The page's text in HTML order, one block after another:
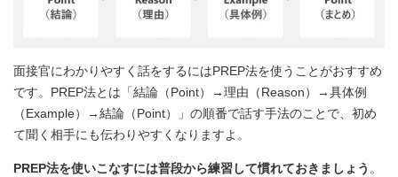
面接官にわかりやすく話をするにはPREP法を使うことがおすすめ
です。PREP法とは「結論（Point）→理由（Reason）→具体例
（Example）→結論（Point）」の順番で話す手法のことで、初め
て聞く相手にも伝わりやすくなりますよ。
PREP法を使いこなすには普段から練習して慣れておきましょう 。